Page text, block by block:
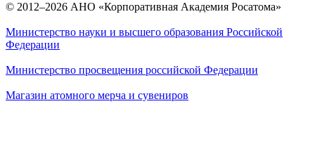
© 2012–2026 АНО «Корпоративная Академия Росатома»
Министерство науки и высшего образования Российской
Федерации
Министерство просвещения российской Федерации
Магазин атомного мерча и сувениров